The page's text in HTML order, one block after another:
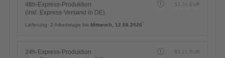
48h-Express-Produktion
(inkl. Express-Versand in DE)
51,31 EUR
Lieferung: 2 Arbeitstage bis Mittwoch, 12.08.2026*
24h-Express-Produktion
83,11 EUR